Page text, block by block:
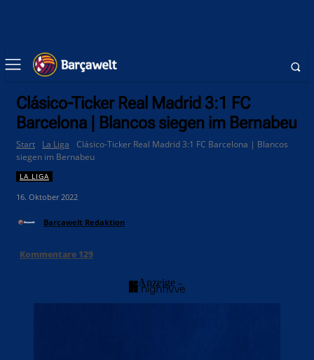
Clásico-Ticker Real Madrid 3:1 FC
Barcelona | Blancos siegen im Bernabeu
Start La Liga
Clásico-Ticker Real Madrid 3:1 FC Barcelona | Blancos
siegen im Bernabeu
LA LIGA
16. Oktober 2022
Barçawelt Redaktion
Kommentare 129
- Anzeige -